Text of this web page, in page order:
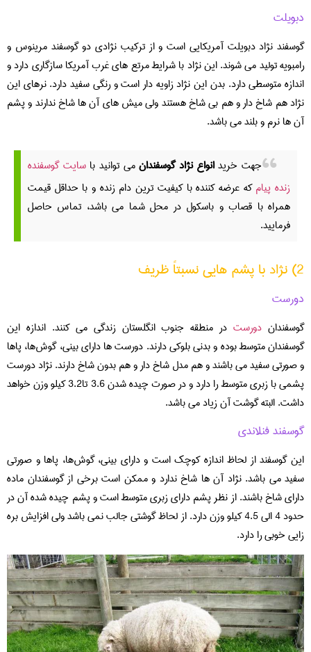
دبویلت
گوسفند نژاد دبویلت آمریکایی است و از ترکیب نژادی دو گوسفند مرینوس و
رامبویه تولید می شوند. این نژاد با شرایط مرتع های غرب آمریکا سازگاری دارد و
اندازه متوسطی دارد. بدن این نژاد زاویه دار است و رنگی سفید دارد. نرهای این
نژاد هم شاخ دار و هم بی شاخ هستند ولی میش های آن ها شاخ ندارند و پشم
آن ها نرم و بلند می باشد.
جهت خریدانواع نژاد گوسفندانمی توانید باسایت گوسفنده
زنده پیامکه عرضه کننده با کیفیت ترین دام زنده و با حداقل قیمت
همراه با قصاب و باسکول در محل شما می باشد، تماس حاصل
فرمایید.
2) نژاد با پشم هایی نسبتاً ظریف
دورست
گوسفنداندورستدر منطقه جنوب انگلستان زندگی می کنند. اندازه این
گوسفندان متوسط بوده و بدنی بلوکی دارند. دورست ها دارای بینی، گوش‌ها، پاها
و صورتی سفید می باشند و هم مدل شاخ دار و هم بدون شاخ دارند. نژاد دورست
پشمی با زبری متوسط را دارد و در صورت چیده شدن 3.6 تا3.2 کیلو وزن خواهد
داشت. البته گوشت آن زیاد می باشد.
گوسفند فنلاندی
این گوسفند از لحاظ اندازه کوچک است و دارای بینی، گوش‌ها، پاها و صورتی
سفید می باشد. نژاد آن ها شاخ ندارد و ممکن است برخی از گوسفندان ماده
دارای شاخ باشند. از نظر پشم دارای زبری متوسط است و پشم چیده شده آن در
حدود 4 الی 4.5 کیلو وزن دارد. از لحاظ گوشتی جالب نمی باشد ولی افزایش بره
زایی خوبی را دارد.